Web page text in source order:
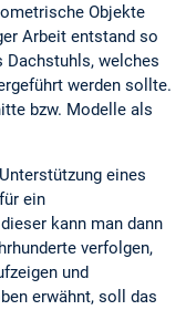
Objekte
Arbeit entstand so
welches
werden sollte.
bzw. Modelle als
eines
ein
kann man dann
verfolgen,
und
erwähnt, soll das